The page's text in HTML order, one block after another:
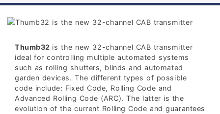
Thumb32 is the new 32-channel CAB transmitter
ideal for controlling multiple automated systems
such as rolling shutters, blinds and automated
garden devices. The different types of possible
code include: Fixed Code, Rolling Code and
Advanced Rolling Code (ARC). The latter is the
evolution of the current Rolling Code and guarantees